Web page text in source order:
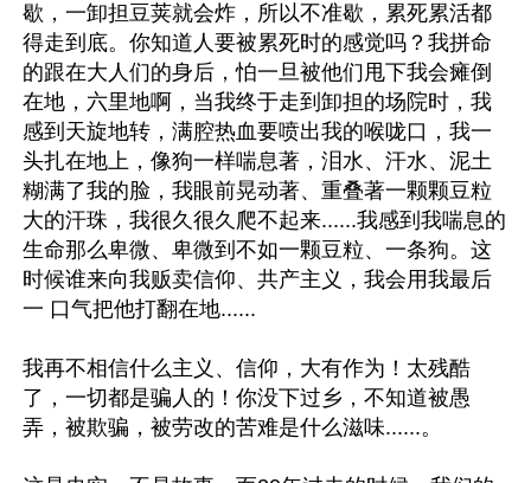
歇，一卸担豆荚就会炸，所以不准歇，累死累活都
得走到底。你知道人要被累死时的感觉吗？我拼命
的跟在大人们的身后，怕一旦被他们甩下我会瘫倒
在地，六里地啊，当我终于走到卸担的场院时，我
感到天旋地转，满腔热血要喷出我的喉咙口，我一
头扎在地上，像狗一样喘息著，泪水、汗水、泥土
糊满了我的脸，我眼前晃动著、重叠著一颗颗豆粒
大的汗珠，我很久很久爬不起来......我感到我喘息的
生命那么卑微、卑微到不如一颗豆粒、一条狗。这
时候谁来向我贩卖信仰、共产主义，我会用我最后
一 口气把他打翻在地......
我再不相信什么主义、信仰，大有作为！太残酷
了，一切都是骗人的！你没下过乡，不知道被愚
弄，被欺骗，被劳改的苦难是什么滋味......。